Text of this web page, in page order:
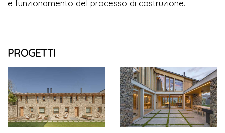
e funzionamento del processo di costruzione.
PROGETTI